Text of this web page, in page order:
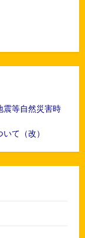
震等自然災害時
て（改）